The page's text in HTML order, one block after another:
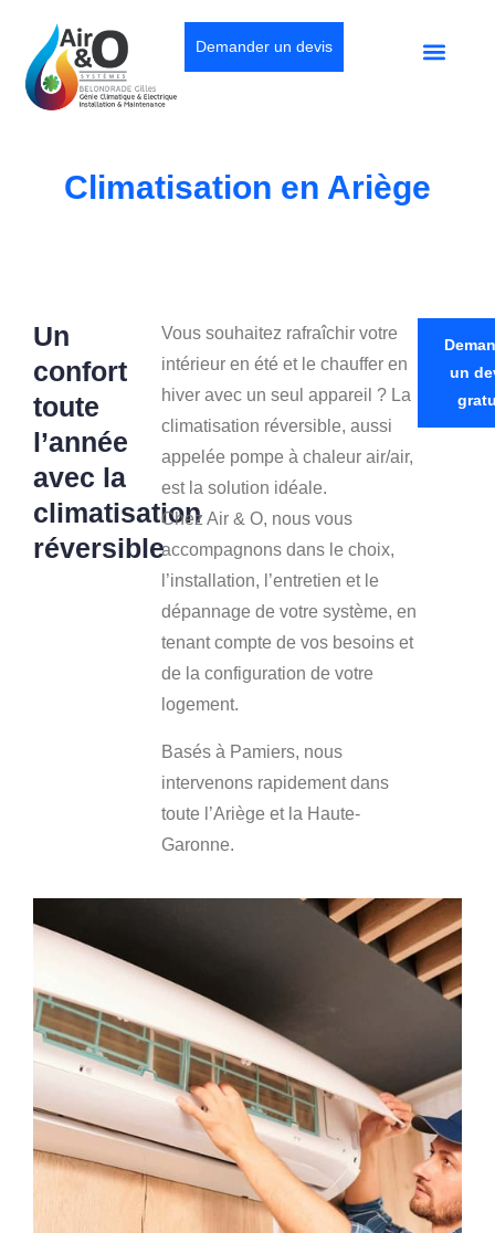
Demander un devis
Climatisation en Ariège
Un
confort
toute
l’année
avec la
climatisation
réversible
Vous souhaitez rafraîchir votre
intérieur en été et le chauffer en
hiver avec un seul appareil ? La
climatisation réversible, aussi
appelée pompe à chaleur air/air,
est la solution idéale.
Chez Air & O, nous vous
accompagnons dans le choix,
l’installation, l’entretien et le
dépannage de votre système, en
tenant compte de vos besoins et
de la configuration de votre
logement.
Basés à Pamiers, nous
intervenons rapidement dans
toute l’Ariège et la Haute-
Garonne.
un